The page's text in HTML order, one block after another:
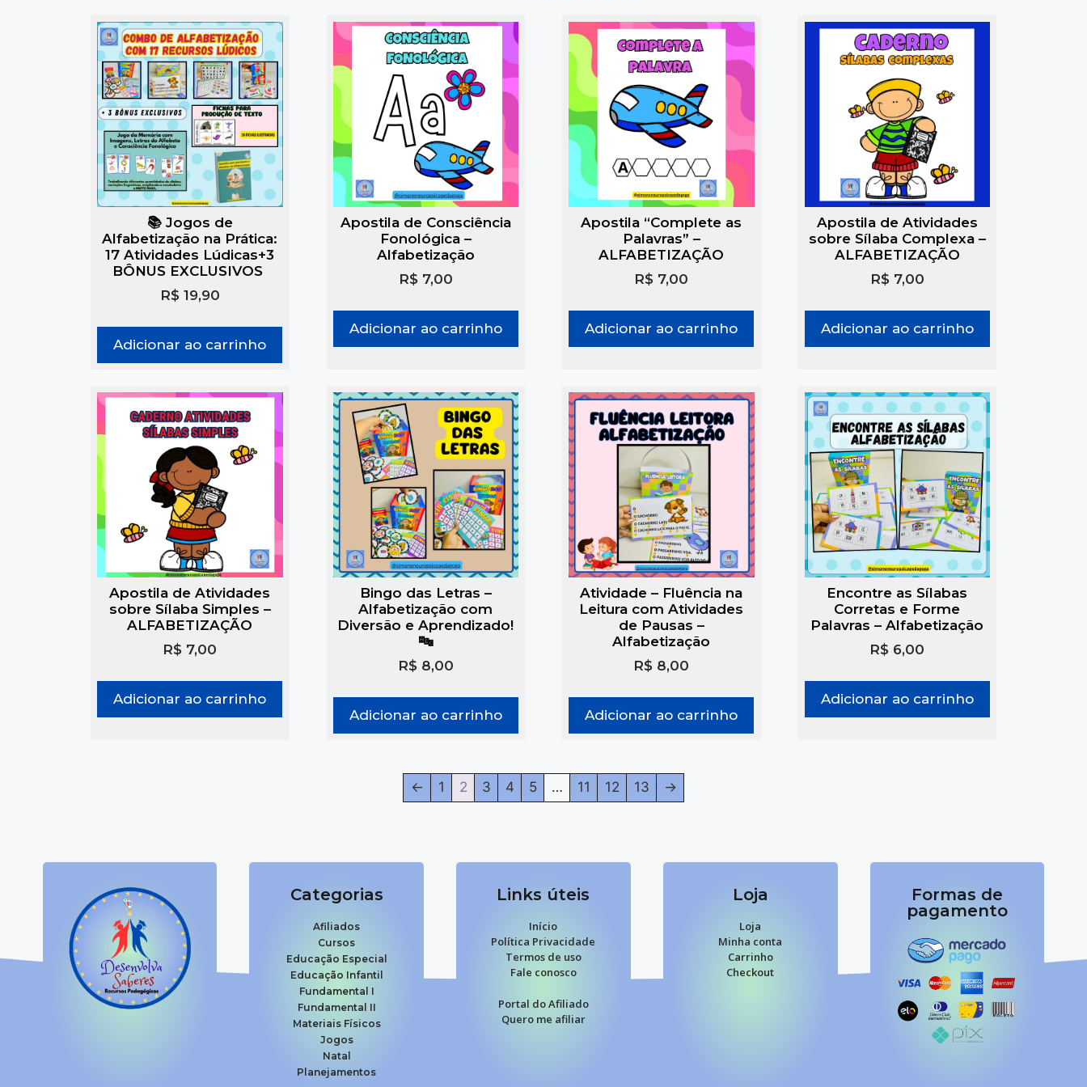
📚 Jogos de
Alfabetização na Prática:
17 Atividades Lúdicas+3
BÔNUS EXCLUSIVOS
R$ 19,90
Adicionar ao carrinho
Apostila de Consciência
Fonológica –
Alfabetização
R$ 7,00
Adicionar ao carrinho
Apostila “Complete as
Palavras” –
ALFABETIZAÇÃO
R$ 7,00
Adicionar ao carrinho
Apostila de Atividades
sobre Sílaba Complexa –
ALFABETIZAÇÃO
R$ 7,00
Adicionar ao carrinho
Apostila de Atividades
sobre Sílaba Simples –
ALFABETIZAÇÃO
R$ 7,00
Adicionar ao carrinho
Bingo das Letras –
Alfabetização com
Diversão e Aprendizado!
🔤
R$ 8,00
Adicionar ao carrinho
Atividade – Fluência na
Leitura com Atividades
de Pausas –
Alfabetização
R$ 8,00
Adicionar ao carrinho
Encontre as Sílabas
Corretas e Forme
Palavras – Alfabetização
R$ 6,00
Adicionar ao carrinho
← 1 2 3 4 5 … 11 12 13 →
Categorias
Afiliados
Cursos
Educação Especial
Educação Infantil
Fundamental I
Fundamental II
Materiais Físicos
Jogos
Natal
Planejamentos
Links úteis
Início
Política Privacidade
Termos de uso
Fale conosco
Portal do Afiliado
Quero me afiliar
Loja
Loja
Minha conta
Carrinho
Checkout
Formas de
pagamento